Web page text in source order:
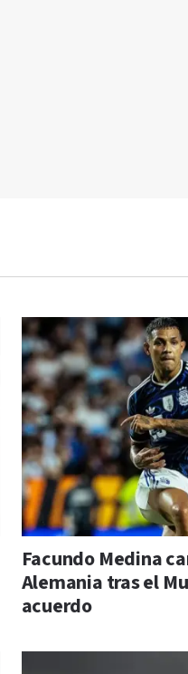
Facundo Medina
Alemania tras el
acuerdo